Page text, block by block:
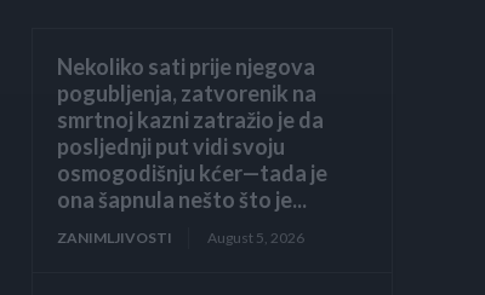
Nekoliko sati prije njegova
pogubljenja, zatvorenik na
smrtnoj kazni zatražio je da
posljednji put vidi svoju
osmogodišnju kćer—tada je
ona šapnula nešto što je...
ZANIMLJIVOSTI August 5, 2026